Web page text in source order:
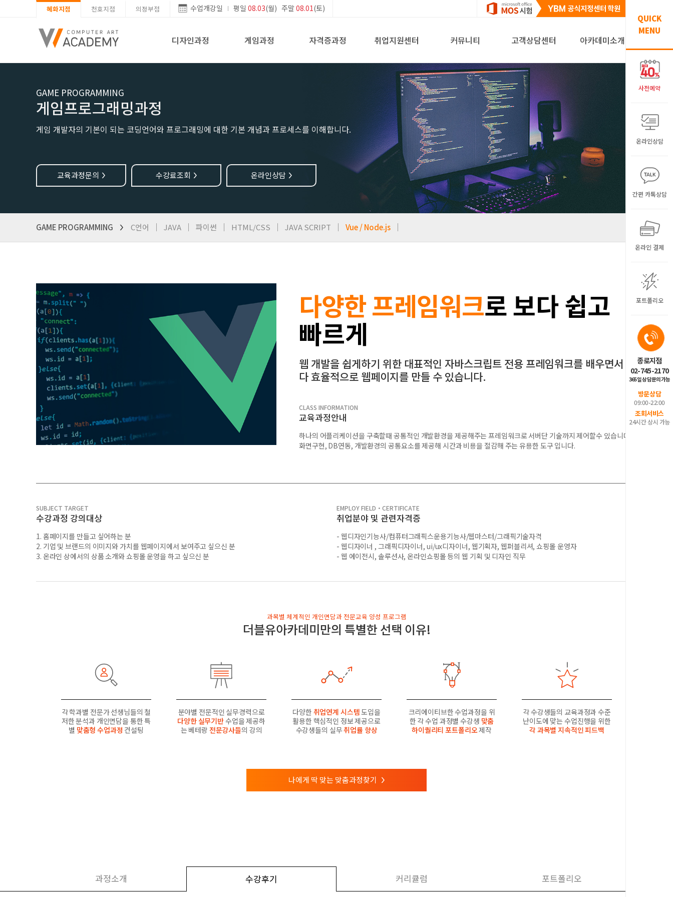
혜화지점 천호지점 의정부점 수업개강일 평일 08.03(월) 주말08.01(토)
디자인과정 게임과정 자격증과정 취업지원센터 커뮤니티 고객상담센터 아카데미소개
QUICK
MENU
사전예약
온라인상담
간편 카톡상담
온라인 결제
포트폴리오
종로지점
02-745-2170
365일 상담문의가능
방문상담
09:00-22:00
조회서비스
24시간 상시 가능
GAME PROGRAMMING
게임프로그래밍과정
게임 개발자의 기본이 되는 코딩언어와 프로그래밍에 대한 기본 개념과 프로세스를 이해합니다.
교육과정문의 > 수강료조회 > 온라인상담 >
GAME PROGRAMMING > C언어 JAVA 파이썬 HTML/CSS JAVA SCRIPT Vue / Node.js
다양한 프레임워크로 보다 쉽고
빠르게
웹 개발을 쉽게하기 위한 대표적인 자바스크립트 전용 프레임워크를 배우면서 보
다 효율적으로 웹페이지를 만들 수 있습니다.
CLASS INFORMATION
교육과정안내
하나의 어플리케이션을 구축할때 공통적인 개발환경을 제공해주는 프레임워크로 서버단 기술까지 제어할수 있습니다.
화면구현, DB연동, 개발환경의 공통요소를 제공해 시간과 비용을 절감해 주는 유용한 도구 입니다.
SUBJECT TARGET
수강과정 강의대상
1. 홈페이지를 만들고 싶어하는 분
2. 기업 및 브랜드의 이미지와 가치를 웹페이지에서 보여주고 싶으신 분
3. 온라인 상에서의 상품 소개와 쇼핑몰 운영을 하고 싶으신 분
EMPLOY FIELD・CERTIFICATE
취업분야 및 관련자격증
- 웹디자인기능사/컴퓨터그래픽스운용기능사/웹마스터/그래픽기술자격
- 웹디자이너 , 그래픽디자이너, ui/ux디자이너, 웹기획자, 웹퍼블리셔, 쇼핑몰 운영자
- 웹 에이전시, 솔루션사, 온라인쇼핑몰 등의 웹 기획 및 디자인 직무
과목별 체계적인 개인면담과 전문교육 양성 프로그램
더블유아카데미만의 특별한 선택 이유!
각 학과별 전문가 선생님들의 철
저한 분석과 개인면담을 통한 특
별 맞춤형 수업과정 컨설팅
분야별 전문적인 실무경력으로
다양한 실무기반수업을 제공하
는 베테랑 전문강사들의 강의
다양한 취업연계 시스템도입을
활용한 핵심적인 정보 제공으로
수강생들의 실무취업률 향상
크리에이티브한 수업과정을 위
한 각 수업 과정별 수강생 맞춤
하이퀄리티 포트폴리오제작
각 수강생들의 교육과정과 수준
난이도에 맞는 수업진행을 위한
각 과목별 지속적인 피드백
나에게 딱 맞는 맞춤과정찾기 >
과정소개 수강후기 커리큘럼 포트폴리오